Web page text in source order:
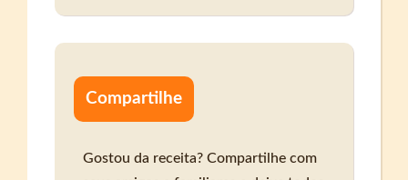
Compartilhe
Gostou da receita? Compartilhe com